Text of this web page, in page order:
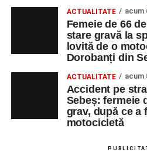
strada Dorobanți din
Accident pe strada
de 66 de ani rănită grav,
motocicletă
4–6 septembrie 2026:
Fest, la Cetatea
La locul accidentului intervine
Sebeș, cu o autospecială de
un echipaj de Terapie Intensivă
primului ajutor medical și
Polițiștii s-au deplasat la fața
cercetărilor și stabilirea
produs accidentul. De
ACTUALITATE acum
Femeie de 66
stare gravă la
lovită de o
Dorobanți din
ACTUALITATE acum
Accident pe
Sebeș: fermeie
grav, după ce a
motocicletă